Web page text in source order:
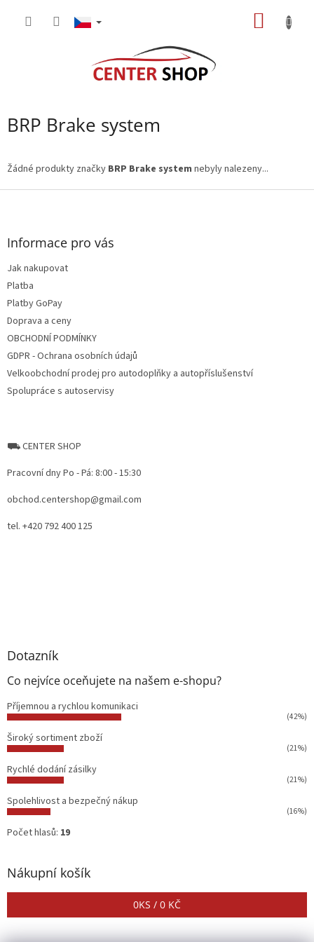
BRP Brake system
Žádné produkty značky BRP Brake system nebyly nalezeny...
Z
Informace pro vás
Jak nakupovat
Platba
Platby GoPay
Doprava a ceny
OBCHODNÍ PODMÍNKY
GDPR - Ochrana osobních údajů
Velkoobchodní prodej pro autodoplňky a autopříslušenství
Spolupráce s autoservisy
⛟ CENTER SHOP
Pracovní dny Po - Pá: 8:00 - 15:30
obchod.centershop@gmail.com
tel. +420 792 400 125
Dotazník
Co nejvíce oceňujete na našem e-shopu?
Příjemnou a rychlou komunikaci
(42%)
Široký sortiment zboží
(21%)
Rychlé dodání zásilky
(21%)
Spolehlivost a bezpečný nákup
(16%)
Počet hlasů: 19
Nákupní košík
0KS / 0 KČ